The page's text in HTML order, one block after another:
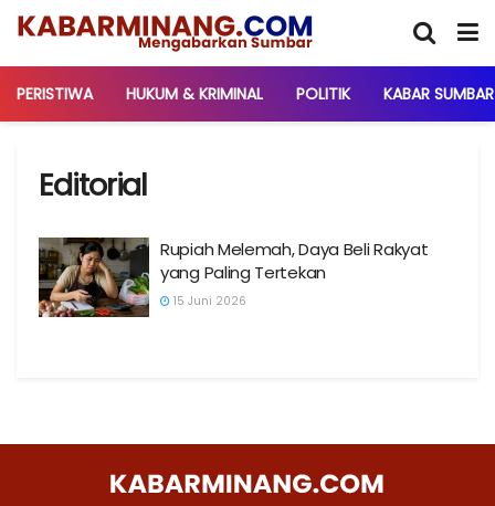
PERISTIWA HUKUM & KRIMINAL POLITIK KABAR SUMBAR
Editorial
Rupiah Melemah, Daya Beli Rakyat
yang Paling Tertekan
15 Juni 2026